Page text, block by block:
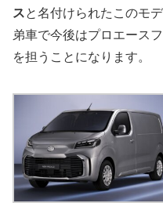
スと名付けられたこのモ
弟車で今後はプロエース
を担うことになります。